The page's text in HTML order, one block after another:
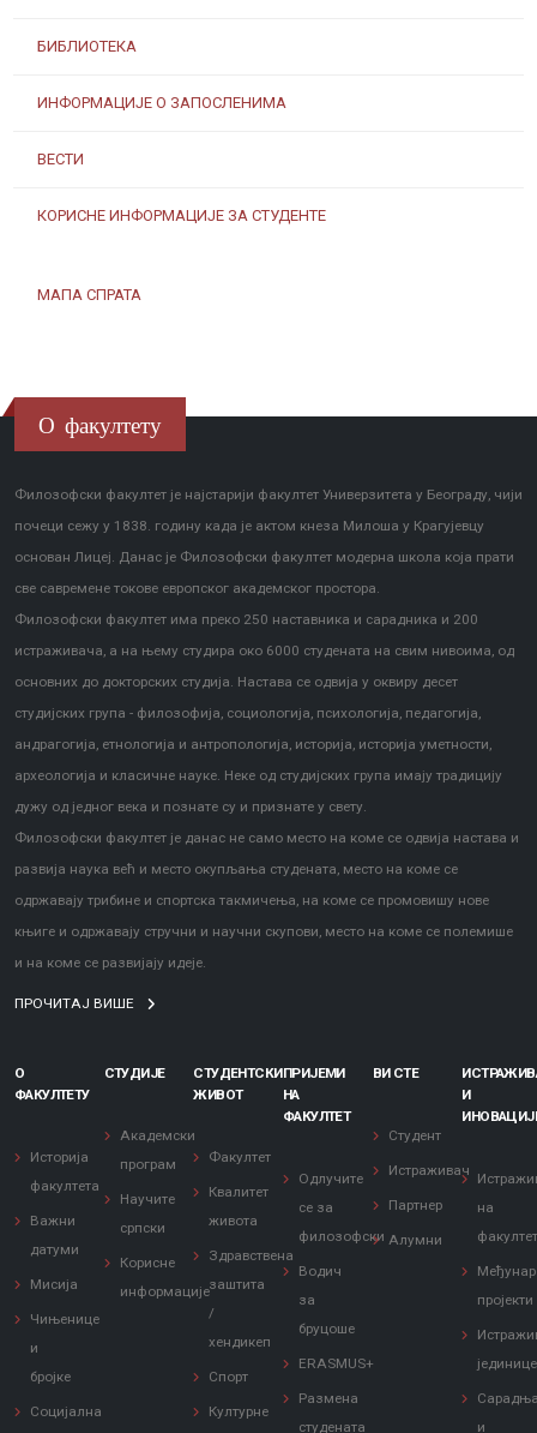
БИБЛИОТЕКА
ИНФОРМАЦИЈЕ О ЗАПОСЛЕНИМА
ВЕСТИ
КОРИСНЕ ИНФОРМАЦИЈЕ ЗА СТУДЕНТЕ
МАПА СПРАТА
О факултету
Филозофски факултет је најстарији факултет Универзитета у Београду, чији
почеци сежу у 1838. годину када је актом кнеза Милоша у Крагујевцу
основан Лицеј. Данас је Филозофски факултет модерна школа која прати
све савремене токове европског академског простора.
Филозофски факултет има преко 250 наставника и сарадника и 200
истраживача, а на њему студира око 6000 студената на свим нивоима, од
основних до докторских студија. Настава се одвија у оквиру десет
студијских група - филозофија, социологија, психологија, педагогија,
андрагогија, етнологија и антропологија, историја, историја уметности,
археологија и класичне науке. Неке од студијских група имају традицију
дужу од једног века и познате су и признате у свету.
Филозофски факултет је данас не само место на коме се одвија настава и
развија наука већ и место окупљања студената, место на коме се
одржавају трибине и спортска такмичења, на коме се промовишу нове
књиге и одржавају стручни и научни скупови, место на коме се полемише
и на коме се развијају идеје.
ПРОЧИТАЈ ВИШЕ
О
ФАКУЛТЕТУ
Историја
факултета
Важни
датуми
Мисија
Чињенице
и
бројке
Социјална
СТУДИЈЕ
Академски
програм
Научите
српски
Корисне
информације
СТУДЕНТСКИ
ЖИВОТ
Факултет
Квалитет
живота
Здравствена
заштита
/
хендикеп
Спорт
Културне
ПРИЈЕМИ
НА
ФАКУЛТЕТ
Одлучите
се за
филозофски
Водич
за
бруцоше
ERASMUS+
Размена
студената
ВИ СТЕ
Студент
Истраживач
Партнер
Алумни
И
на
пројекти
јединице
и